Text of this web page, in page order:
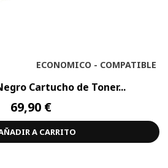
ECONOMICO - COMPATIBLE
Cartucho de Toner...
69,90 €
A CARRITO